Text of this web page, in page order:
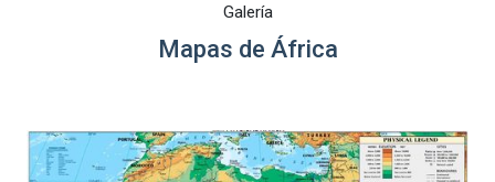
Galería
Mapas de África